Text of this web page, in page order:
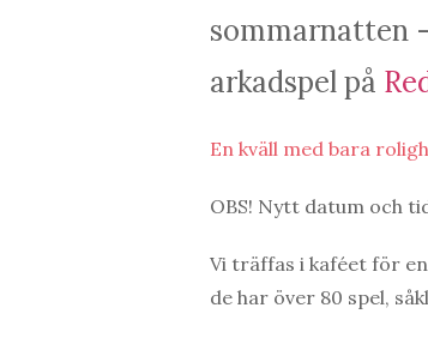
sommarnatten
arkadspel på
En kväll med bara
OBS! Nytt datum och
Vi träffas i kaféet för
de har över 80 spel,